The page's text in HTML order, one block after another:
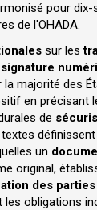
pour
de l'OHADA.
sur les
signature
majorité des
en précisant
de
textes
un
original,
des parties
les obligations